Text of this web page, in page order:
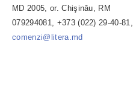
MD 2005, or. Chişinău, RM
079294081, +373 (022) 29-40-81,
comenzi@litera.md